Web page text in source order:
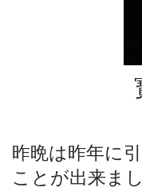
昨晩は昨年に
ことが出来ま